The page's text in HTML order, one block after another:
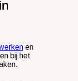
en
bij het